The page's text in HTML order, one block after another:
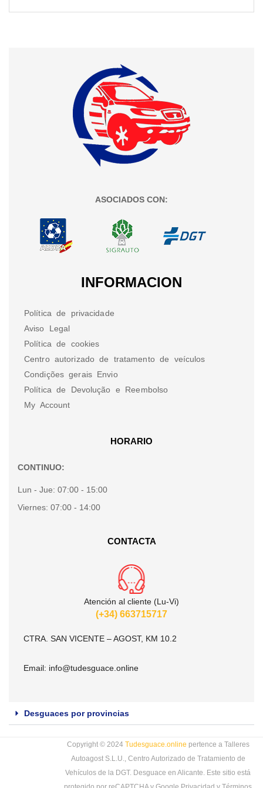
ASOCIADOS CON:
INFORMACION
Política de privacidade
Aviso Legal
Política de cookies
Centro autorizado de tratamento de veículos
Condições gerais Envio
Política de Devolução e Reembolso
My Account
HORARIO
CONTINUO:
Lun - Jue: 07:00 - 15:00
Viernes: 07:00 - 14:00
CONTACTA
Atención al cliente (Lu-Vi)
(+34) 663715717
CTRA. SAN VICENTE – AGOST, KM 10.2
Email: info@tudesguace.online
Desguaces por provincias
Copyright © 2024 Tudesguace.online pertence a Talleres
Autoagost S.L.U., Centro Autorizado de Tratamiento de
Vehículos de la DGT. Desguace en Alicante. Este sitio está